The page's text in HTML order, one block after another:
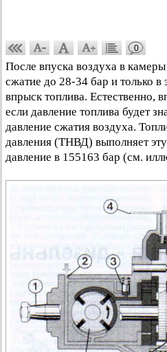
0
После впуска воздуха в
сжатие до 28-34 бар и только в
впрыск топлива. Естественно,
если давление топлива будет
давление сжатия воздуха.
давления (ТНВД) выполняет
давление в 155163 бар (см.